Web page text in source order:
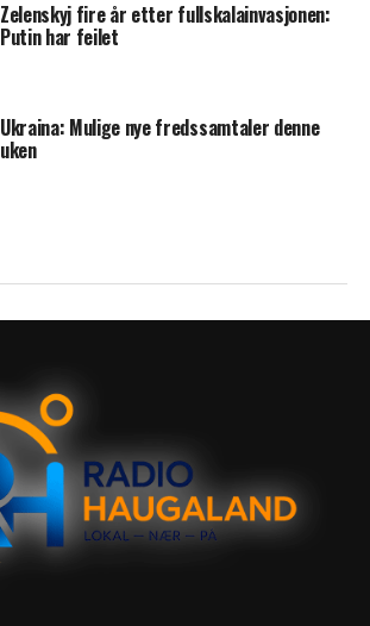
Zelenskyj fire år etter fullskalainvasjonen:
Putin har feilet
Ukraina: Mulige nye fredssamtaler denne
uken